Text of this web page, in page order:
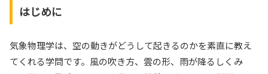
はじめに
気象物理学は、空の動きがどうして起きるのかを素直に教え
てくれる学問です。風の吹き方、雲の形、雨が降るしくみ